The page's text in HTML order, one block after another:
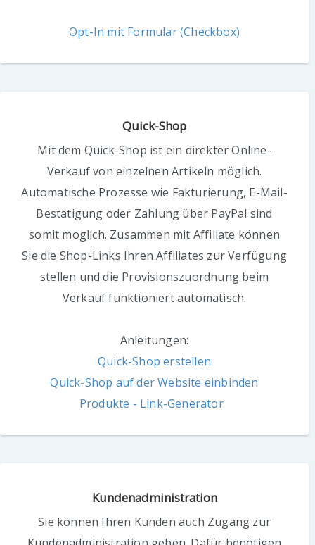
Opt-In mit Formular (Checkbox)
Quick-Shop
Mit dem Quick-Shop ist ein direkter Online-
Verkauf von einzelnen Artikeln möglich.
Automatische Prozesse wie Fakturierung, E-Mail-
Bestätigung oder Zahlung über PayPal sind
somit möglich. Zusammen mit Affiliate können
Sie die Shop-Links Ihren Affiliates zur Verfügung
stellen und die Provisionszuordnung beim
Verkauf funktioniert automatisch.
Anleitungen:
Quick-Shop erstellen
Quick-Shop auf der Website einbinden
Produkte - Link-Generator
Kundenadministration
Sie können Ihren Kunden auch Zugang zur